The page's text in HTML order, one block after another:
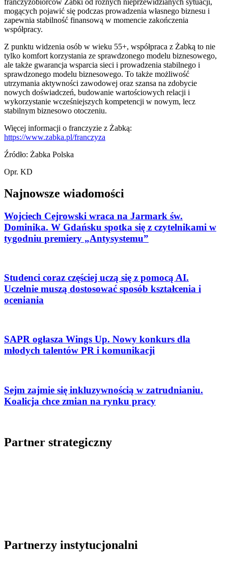
mogących pojawić się podczas prowadzenia własnego biznesu i
zapewnia stabilność finansową w momencie zakończenia
współpracy.
Z punktu widzenia osób w wieku 55+, współpraca z Żabką to nie
tylko komfort korzystania ze sprawdzonego modelu biznesowego,
ale także gwarancja wsparcia sieci i prowadzenia stabilnego i
sprawdzonego modelu biznesowego. To także możliwość
utrzymania aktywności zawodowej oraz szansa na zdobycie
nowych doświadczeń, budowanie wartościowych relacji i
wykorzystanie wcześniejszych kompetencji w nowym, lecz
stabilnym biznesowo otoczeniu.
Więcej informacji o franczyzie z Żabką:
https://www.zabka.pl/franczyza
Źródło: Żabka Polska
Opr. KD
Najnowsze wiadomości
Wojciech Cejrowski wraca na Jarmark św.
Dominika. W Gdańsku spotka się z czytelnikami w
tygodniu premiery „Antysystemu”
Studenci coraz częściej uczą się z pomocą AI.
Uczelnie muszą dostosować sposób kształcenia i
oceniania
SAPR ogłasza Wings Up. Nowy konkurs dla
młodych talentów PR i komunikacji
Sejm zajmie się inkluzywnością w zatrudnianiu.
Koalicja chce zmian na rynku pracy
Partner strategiczny
Partnerzy instytucjonalni